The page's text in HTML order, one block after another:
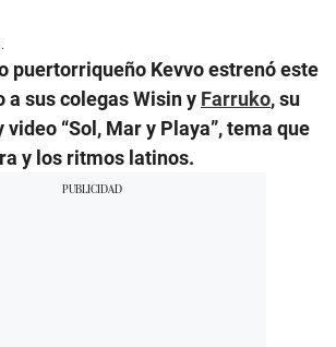
puertorriqueño Kevvo estrenó este
a sus colegas Wisin y Farruko, su
“Sol, Mar y Playa”, tema que
y los ritmos latinos.